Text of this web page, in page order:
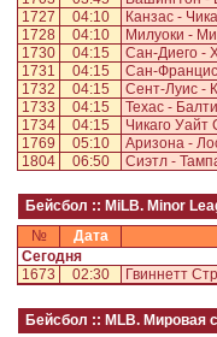
1727
04:10 Канзас -
1728
04:10 Милуоки -
1730
04:15 Сан-Диего -
1731
04:15 Сан-
1732
04:15 Сент-Луис -
1733
04:15 Техас -
1734
04:15 Чикаго Уайт
1769
05:10 Аризона -
1804
06:50 Сиэтл -
Бейсбол :: MiLB. Minor
№
Дата
Сегодня
1673
02:30 Гвиннетт
Бейсбол :: MLB. Мировая